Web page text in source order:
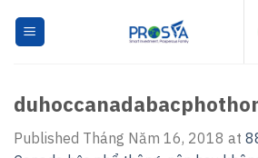
Published Tháng Năm 16, 2018 at